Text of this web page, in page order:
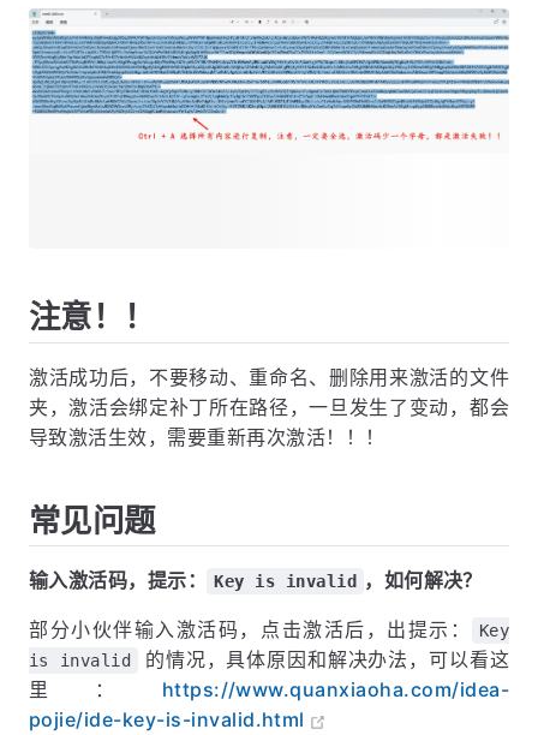
注意！！
激活成功后，不要移动、重命名、删除用来激活的文件
夹，激活会绑定补丁所在路径，一旦发生了变动，都会
导致激活生效，需要重新再次激活！！！
常见问题
输入激活码，提示： Key is invalid ，如何解决？
部分小伙伴输入激活码，点击激活后，出提示：
Key
is invalid
的情况，具体原因和解决办法，可以看这
里： https://www.quanxiaoha.com/idea-
pojie/ide-key-is-invalid.html